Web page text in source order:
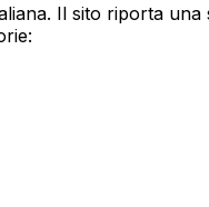
Il sito riporta